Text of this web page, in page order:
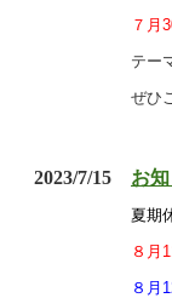
７月
テー
ぜひ
2023/7/15 お
夏期
８月
８月